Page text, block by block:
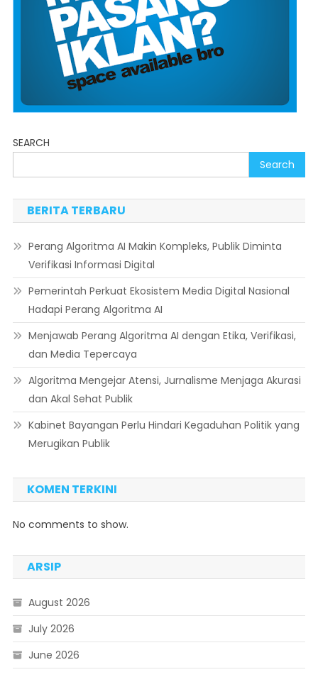
SEARCH
Search
BERITA TERBARU
Perang Algoritma AI Makin Kompleks, Publik Diminta
Verifikasi Informasi Digital
Pemerintah Perkuat Ekosistem Media Digital Nasional
Hadapi Perang Algoritma AI
Menjawab Perang Algoritma AI dengan Etika, Verifikasi,
dan Media Tepercaya
Algoritma Mengejar Atensi, Jurnalisme Menjaga Akurasi
dan Akal Sehat Publik
Kabinet Bayangan Perlu Hindari Kegaduhan Politik yang
Merugikan Publik
KOMEN TERKINI
No comments to show.
ARSIP
August 2026
July 2026
June 2026